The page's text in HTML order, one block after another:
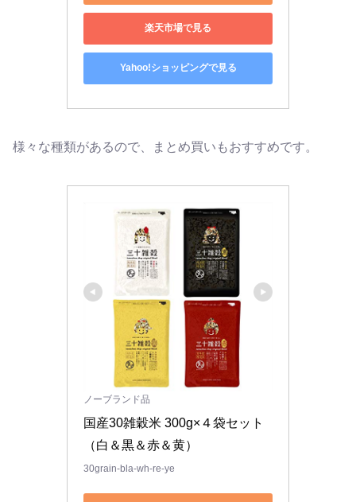
楽天市場で見る
Yahoo!ショッピングで見る
様々な種類があるので、まとめ買いもおすすめです。
ノーブランド品
国産30雑穀米 300g×４袋セット
（白＆黒＆赤＆黄）
30grain-bla-wh-re-ye